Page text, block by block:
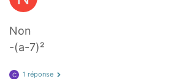
Non
-(a-7)²
C 1 réponse